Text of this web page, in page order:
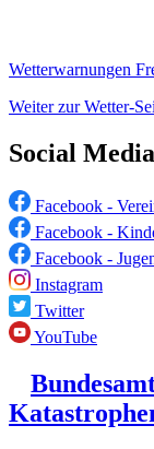
Wetterwarnungen
Weiter zur Wetter-
Social Media
Facebook -
Facebook -
Facebook -
Instagram
Twitter
YouTube